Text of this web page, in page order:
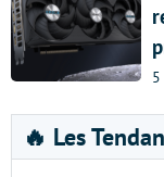
🔥 Les